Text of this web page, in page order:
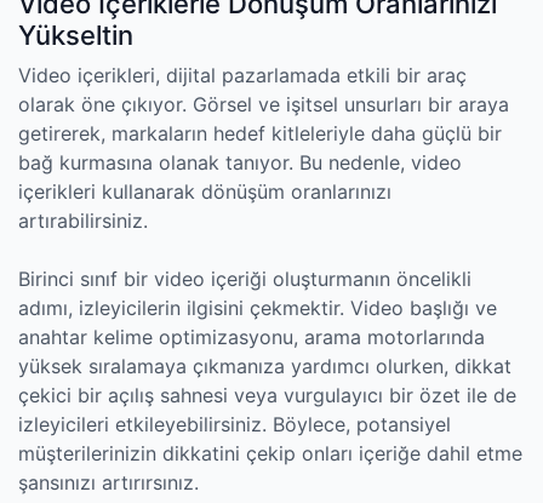
Yükseltin
Video içerikleri, dijital pazarlamada etkili bir araç
olarak öne çıkıyor. Görsel ve işitsel unsurları bir araya
getirerek, markaların hedef kitleleriyle daha güçlü bir
bağ kurmasına olanak tanıyor. Bu nedenle, video
içerikleri kullanarak dönüşüm oranlarınızı
artırabilirsiniz.
Birinci sınıf bir video içeriği oluşturmanın öncelikli
adımı, izleyicilerin ilgisini çekmektir. Video başlığı ve
anahtar kelime optimizasyonu, arama motorlarında
yüksek sıralamaya çıkmanıza yardımcı olurken, dikkat
çekici bir açılış sahnesi veya vurgulayıcı bir özet ile de
izleyicileri etkileyebilirsiniz. Böylece, potansiyel
müşterilerinizin dikkatini çekip onları içeriğe dahil etme
şansınızı artırırsınız.